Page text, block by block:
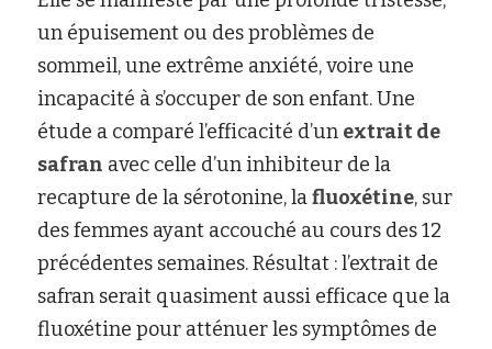
un épuisement ou des problèmes de
sommeil, une extrême anxiété, voire une
incapacité à s’occuper de son enfant. Une
étude a comparé l’efficacité d’un extrait de
safran avec celle d’un inhibiteur de la
recapture de la sérotonine, lafluoxétine, sur
des femmes ayant accouché au cours des 12
précédentes semaines. Résultat : l’extrait de
safran serait quasiment aussi efficace que la
fluoxétine pour atténuer les symptômes de